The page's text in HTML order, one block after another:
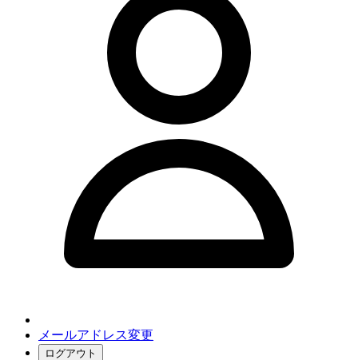
メールアドレス変更
ログアウト